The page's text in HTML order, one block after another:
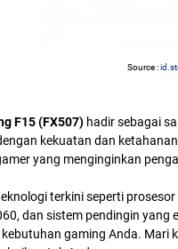
Source :
F15 (FX507) hadir sebagai
kekuatan dan
yang menginginkan
terkini seperti
dan sistem pendingin yang
gaming Anda. Mari